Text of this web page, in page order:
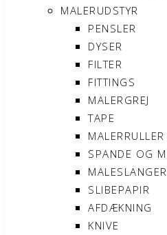
MALERUDSTYR
PENSLER
DYSER
FILTER
FITTINGS
MALERGREJ
TAPE
SPANDE OG
MALESLANGER
SLIBEPAPIR
AFDÆKNING
KNIVE